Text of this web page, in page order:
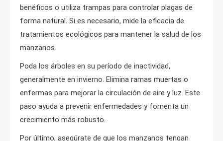
benéficos o utiliza trampas para controlar plagas de
forma natural. Si es necesario, mide la eficacia de
tratamientos ecológicos para mantener la salud de los
manzanos.
Poda los árboles en su período de inactividad,
generalmente en invierno. Elimina ramas muertas o
enfermas para mejorar la circulación de aire y luz. Este
paso ayuda a prevenir enfermedades y fomenta un
crecimiento más robusto.
Por último, asegúrate de que los manzanos tengan